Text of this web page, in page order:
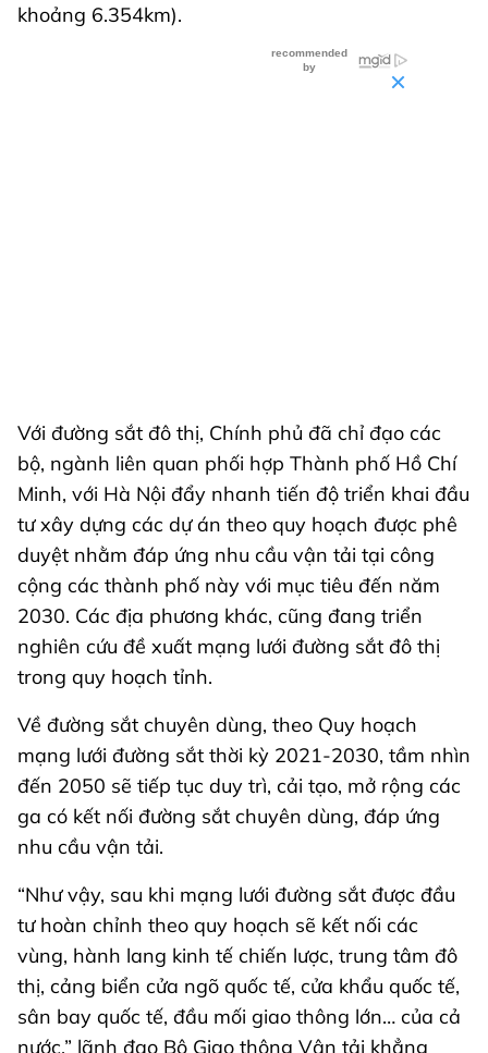
khoảng 6.354km).
Với đường sắt đô thị, Chính phủ đã chỉ đạo các
bộ, ngành liên quan phối hợp Thành phố Hồ Chí
Minh, với Hà Nội đẩy nhanh tiến độ triển khai đầu
tư xây dựng các dự án theo quy hoạch được phê
duyệt nhằm đáp ứng nhu cầu vận tải tại công
cộng các thành phố này với mục tiêu đến năm
2030. Các địa phương khác, cũng đang triển
nghiên cứu đề xuất mạng lưới đường sắt đô thị
trong quy hoạch tỉnh.
Về đường sắt chuyên dùng, theo Quy hoạch
mạng lưới đường sắt thời kỳ 2021-2030, tầm nhìn
đến 2050 sẽ tiếp tục duy trì, cải tạo, mở rộng các
ga có kết nối đường sắt chuyên dùng, đáp ứng
nhu cầu vận tải.
“Như vậy, sau khi mạng lưới đường sắt được đầu
tư hoàn chỉnh theo quy hoạch sẽ kết nối các
vùng, hành lang kinh tế chiến lược, trung tâm đô
thị, cảng biển cửa ngõ quốc tế, cửa khẩu quốc tế,
sân bay quốc tế, đầu mối giao thông lớn… của cả
nước,” lãnh đạo Bộ Giao thông Vận tải khẳng